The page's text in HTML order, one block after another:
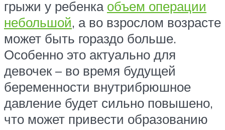
грыжи у ребенка объем операции
небольшой, а во взрослом возрасте
может быть гораздо больше.
Особенно это актуально для
девочек – во время будущей
беременности внутрибрюшное
давление будет сильно повышено,
что может привести образованию